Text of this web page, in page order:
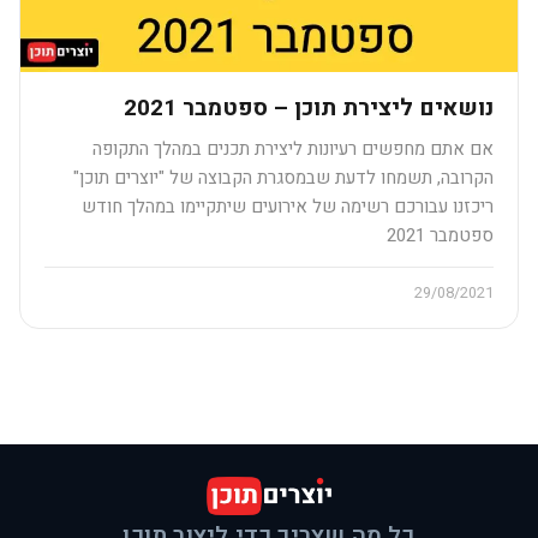
נושאים ליצירת תוכן – ספטמבר 2021
אם אתם מחפשים רעיונות ליצירת תכנים במהלך התקופה
הקרובה, תשמחו לדעת שבמסגרת הקבוצה של "יוצרים תוכן"
ריכזנו עבורכם רשימה של אירועים שיתקיימו במהלך חודש
ספטמבר 2021
29/08/2021